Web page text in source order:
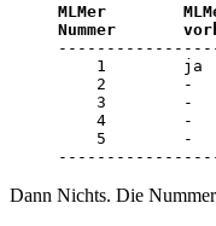
MLMer
Nummer
    1        ja
    2        -
    3        -
    4        -
    5        -
Dann Nichts. Die